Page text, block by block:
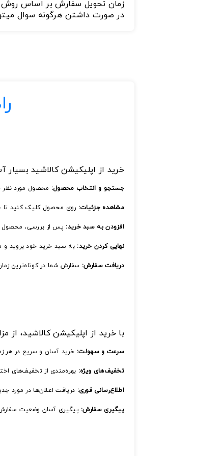
زمان تحویل سفارش بر اساس
در صورت داشتن هرگونه سوال میتوانید با شماره تلفن های
خرید از اپلیکیشن کالاشید بسیار
جستجو و انتخاب محصول: محصول مورد نظر
مشاهده جزئیات: روی محصول کلیک کنید تا
افزودن به سبد خرید: پس از بررسی، محصول
نهایی کردن خرید: به سبد خرید خود بروید و
دریافت سفارش: سفارش شما در کوتاه‌ترین
با خرید از اپلیکیشن کالاشید، از
سرعت و سهولت: خرید آسان و سریع در هر
تخفیف‌های ویژه: بهره‌مندی از تخفیف‌های
اطلاع‌رسانی فوری: دریافت اعلان‌ها در مورد
پیگیری سفارش: پیگیری آسان وضعیت